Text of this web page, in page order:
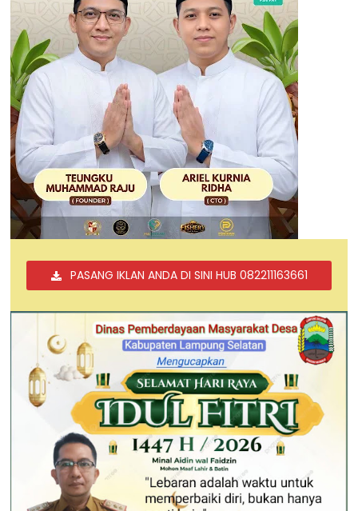
PASANG IKLAN ANDA DI SINI HUB 082211163661